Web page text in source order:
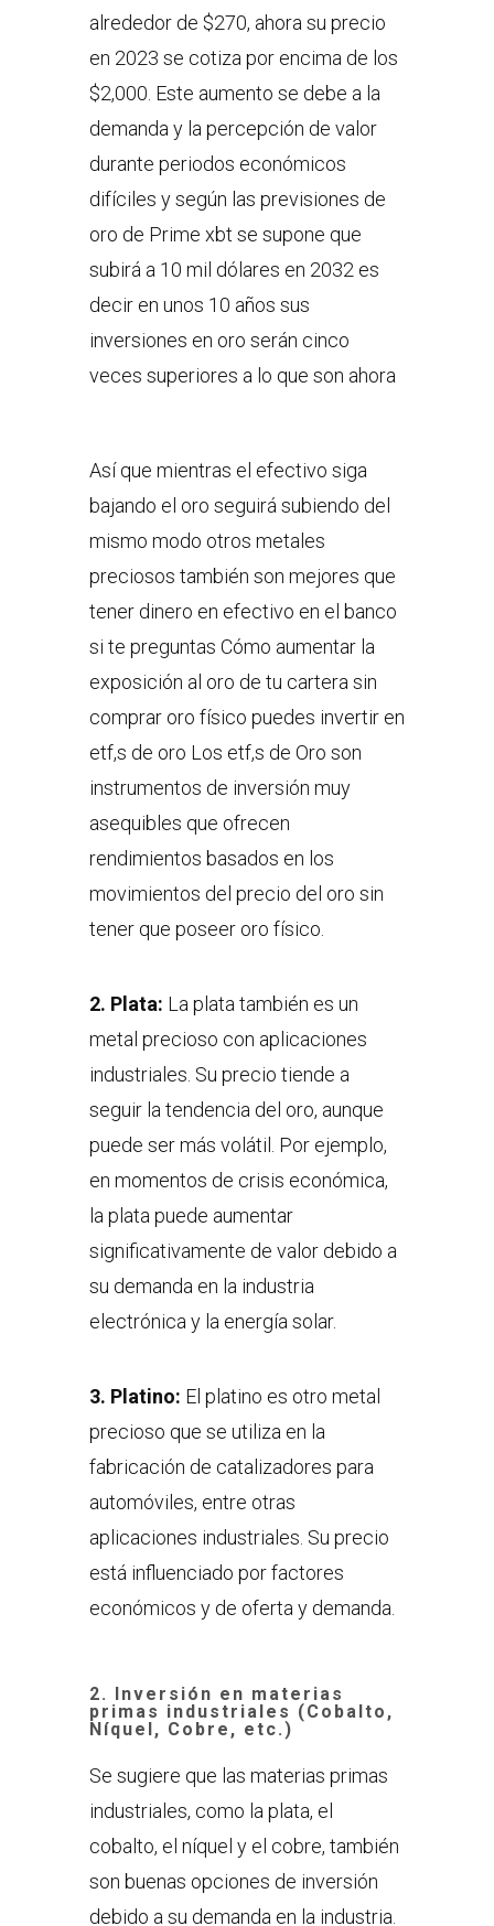
alrededor de $270, ahora su precio
en 2023 se cotiza por encima de los
$2,000. Este aumento se debe a la
demanda y la percepción de valor
durante periodos económicos
difíciles y según las previsiones de
oro de Prime xbt se supone que
subirá a 10 mil dólares en 2032 es
decir en unos 10 años sus
inversiones en oro serán cinco
veces superiores a lo que son ahora
Así que mientras el efectivo siga
bajando el oro seguirá subiendo del
mismo modo otros metales
preciosos también son mejores que
tener dinero en efectivo en el banco
si te preguntas Cómo aumentar la
exposición al oro de tu cartera sin
comprar oro físico puedes invertir en
etf,s de oro Los etf,s de Oro son
instrumentos de inversión muy
asequibles que ofrecen
rendimientos basados en los
movimientos del precio del oro sin
tener que poseer oro físico.
2. Plata: La plata también es un
metal precioso con aplicaciones
industriales. Su precio tiende a
seguir la tendencia del oro, aunque
puede ser más volátil. Por ejemplo,
en momentos de crisis económica,
la plata puede aumentar
significativamente de valor debido a
su demanda en la industria
electrónica y la energía solar.
3. Platino: El platino es otro metal
precioso que se utiliza en la
fabricación de catalizadores para
automóviles, entre otras
aplicaciones industriales. Su precio
está influenciado por factores
económicos y de oferta y demanda.
2. Inversión en materias
primas industriales (Cobalto,
Níquel, Cobre, etc.)
Se sugiere que las materias primas
industriales, como la plata, el
cobalto, el níquel y el cobre, también
son buenas opciones de inversión
debido a su demanda en la industria.